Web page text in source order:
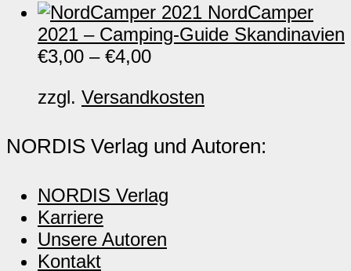
NordCamper
2021 – Camping-Guide Skandinavien
€3,00 – €4,00
zzgl. Versandkosten
NORDIS Verlag und Autoren:
NORDIS Verlag
Karriere
Unsere Autoren
Kontakt